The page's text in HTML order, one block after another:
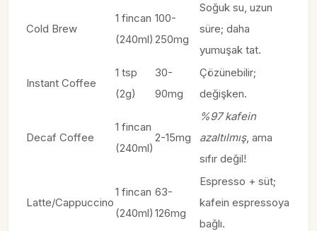
Cold Brew
1 fincan
(240ml)
100-
250mg
Soğuk su, uzun
süre; daha
yumuşak tat.
Instant Coffee
1 tsp
(2g)
30-
90mg
Çözünebilir;
değişken.
Decaf Coffee
1 fincan
(240ml)
2-15mg
%97 kafein
azaltılmış, ama
sıfır değil!
Latte/Cappuccino
1 fincan
(240ml)
63-
126mg
Espresso + süt;
kafein espressoya
bağlı.